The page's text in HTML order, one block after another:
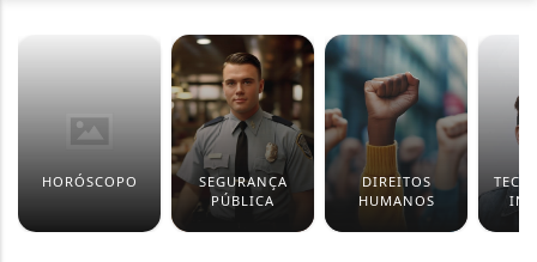
HORÓSCOPO
SEGURANÇA
PÚBLICA
DIREITOS
HUMANOS